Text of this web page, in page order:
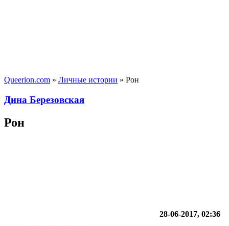
Queerion.com » Личные истории » Рон
Дина Березовская
Рон
28-06-2017, 02:36